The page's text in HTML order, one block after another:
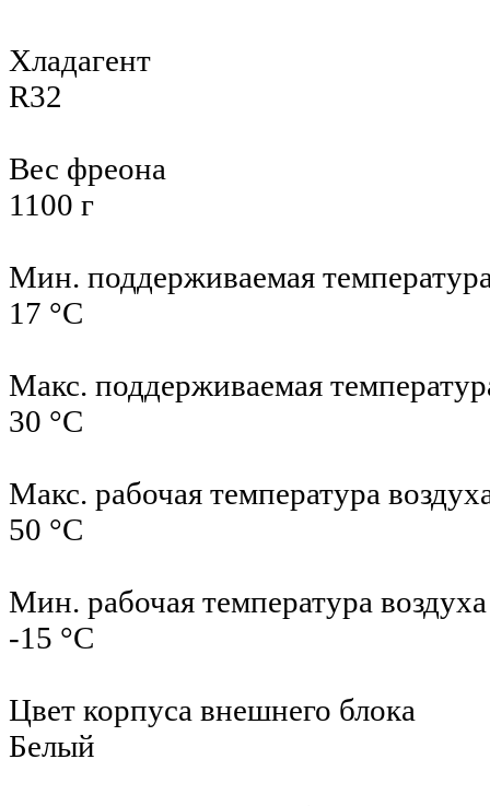
Хладагент
R32
Вес фреона
1100 г
Мин. поддерживаемая
17 °С
Макс. поддерживаемая
30 °С
Макс. рабочая температура
50 °С
Мин. рабочая температура
-15 °С
Цвет корпуса внешнего блока
Белый